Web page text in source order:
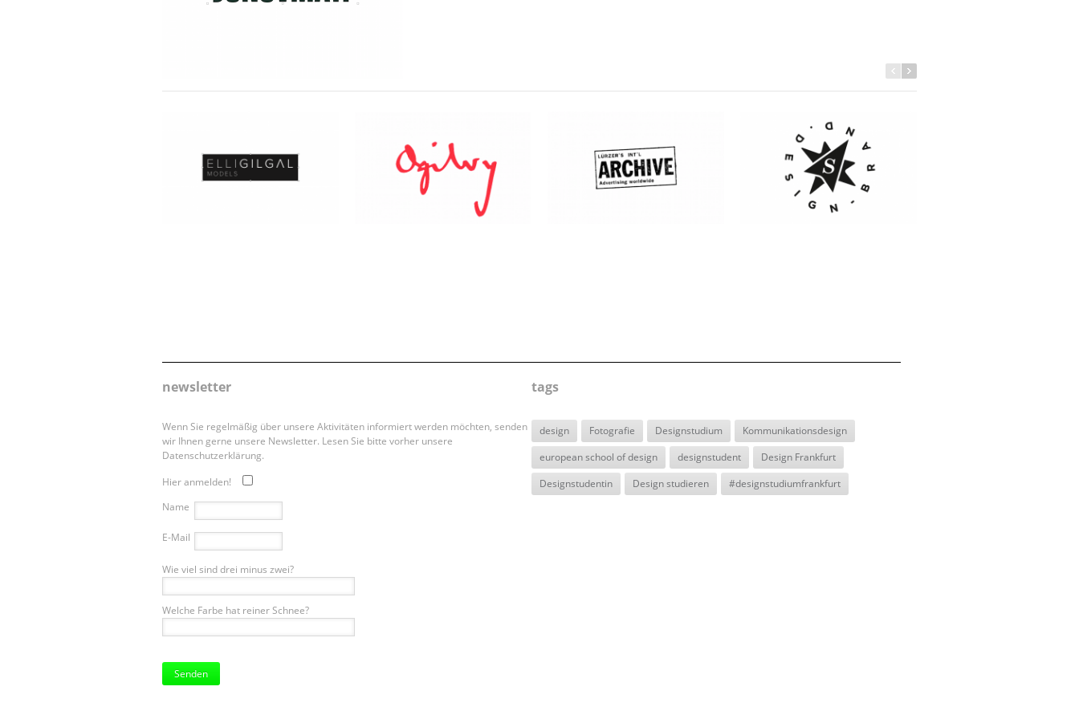
newsletter
Wenn Sie regelmäßig über unsere Aktivitäten informiert werden möchten, senden
wir Ihnen gerne unsere Newsletter. Lesen Sie bitte vorher unsere
Datenschutzerklärung.
Hier anmelden!
Name
E-Mail
Wie viel sind drei minus zwei?
Welche Farbe hat reiner Schnee?
lasse
dieses
tags
design Fotografie Designstudium
Kommunikationsdesign
european school of design
designstudent
Design Frankfurt
Designstudentin
Design studieren #designstudiumfrankfurt